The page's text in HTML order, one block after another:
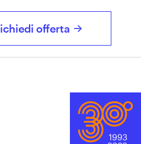
offerta ->